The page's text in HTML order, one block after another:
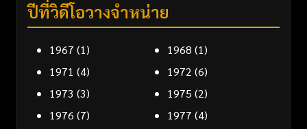
ปีที่วิดีโอวางจำหน่าย
1967 (1) 1968 (1)
1971 (4) 1972 (6)
1973 (3) 1975 (2)
1976 (7) 1977 (4)